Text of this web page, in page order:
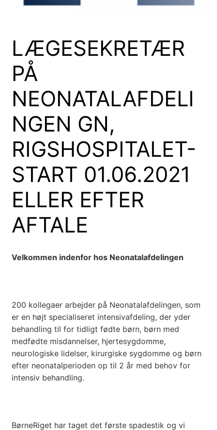
LÆGESEKRETÆR
PÅ
NEONATALAFDELI
NGEN GN,
RIGSHOSPITALET-
START 01.06.2021
ELLER EFTER
AFTALE
Velkommen indenfor hos Neonatalafdelingen
200 kollegaer arbejder på Neonatalafdelingen, som
er en højt specialiseret intensivafdeling, der yder
behandling til for tidligt fødte børn, børn med
medfødte misdannelser, hjertesygdomme,
neurologiske lidelser, kirurgiske sygdomme og børn
efter neonatalperioden op til 2 år med behov for
intensiv behandling.
BørneRiget har taget det første spadestik og vi